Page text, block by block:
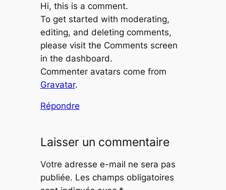
Hi, this is a comment.
To get started with moderating,
editing, and deleting comments,
please visit the Comments screen
in the dashboard.
Commenter avatars come from
Gravatar.
Répondre
Laisser un commentaire
Votre adresse e-mail ne sera pas
publiée. Les champs obligatoires